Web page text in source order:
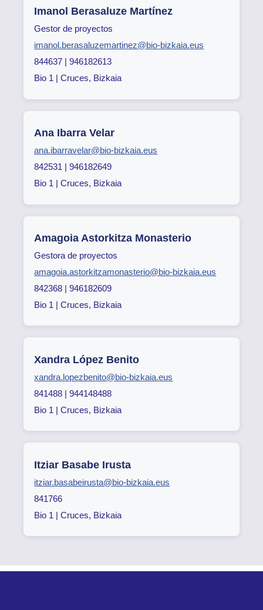
Imanol Berasaluze Martínez
Gestor de proyectos
imanol.berasaluzemartinez@bio-bizkaia.eus
844637 | 946182613
Bio 1 | Cruces, Bizkaia
Ana Ibarra Velar
ana.ibarravelar@bio-bizkaia.eus
842531 | 946182649
Bio 1 | Cruces, Bizkaia
Amagoia Astorkitza Monasterio
Gestora de proyectos
amagoia.astorkitzamonasterio@bio-bizkaia.eus
842368 | 946182609
Bio 1 | Cruces, Bizkaia
Xandra López Benito
xandra.lopezbenito@bio-bizkaia.eus
841488 | 944148488
Bio 1 | Cruces, Bizkaia
Itziar Basabe Irusta
itziar.basabeirusta@bio-bizkaia.eus
841766
Bio 1 | Cruces, Bizkaia